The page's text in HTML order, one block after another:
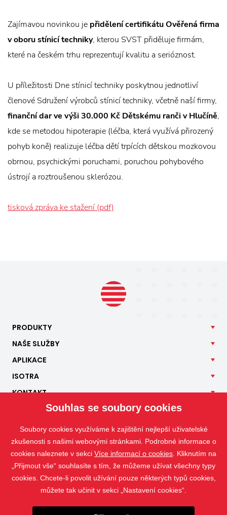
Zajímavou novinkou je přidělení certifikátu Ověřená firma
v oboru stínicí techniky, kterou SVST přiděluje firmám,
které na českém trhu reprezentují kvalitu a serióznost.
U příležitosti Dne stínicí techniky poskytnou jednotliví
členové Sdružení výrobců stínicí techniky, včetně naší firmy,
finanční dar ve výši 30.000 Kč Dětskému ranči v Hlučíně,
kde se metodou hipoterapie (léčba, která využívá přirozený
pohyb koně) realizuje léčba dětí trpících dětskou mozkovou
obrnou, psychickými poruchami, poruchou pohybového
ústrojí a roztroušenou sklerózou.
tisková zpráva ke stažení (pdf)
PRODUKTY
NAŠE SLUŽBY
APLIKACE
ISOTRA
KONTAKT
Souhlas se soubory cookies
Soubory cookies využíváme k zajištění nejlepší uživatelské
zkušenosti s našimi webovými stránkami. Podrobné informace o
cookies naleznete v sekci Více informací o cookies . Kliknutím na
„Přijmout vše“ souhlasíte s tím, že můžeme užívat všechny typy
cookies. Chcete-li povolit užívání pouze některých typů cookies,
můžete tak učinit v sekci „Nastavení cookies“.